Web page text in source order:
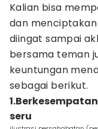
Kalian bisa
dan
diingat sampai
bersama teman
keuntungan
sebagai berikut.
seru